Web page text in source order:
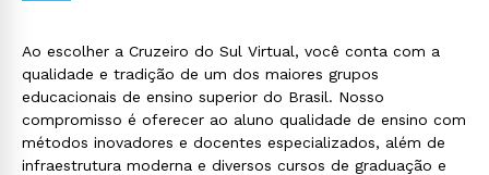
Ao escolher a Cruzeiro do Sul Virtual, você conta com a
qualidade e tradição de um dos maiores grupos
educacionais de ensino superior do Brasil. Nosso
compromisso é oferecer ao aluno qualidade de ensino com
métodos inovadores e docentes especializados, além de
infraestrutura moderna e diversos cursos de graduação e